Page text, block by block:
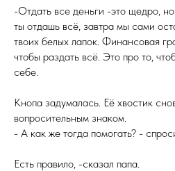
-Отдать все деньги -это щедро,
ты отдашь всё, завтра мы сами
твоих белых лапок. Финансовая
чтобы раздать всё. Это про то,
себе.
Кнопа задумалась. Её хвостик
вопросительным знаком.
- А как же тогда помогать? -
Есть правило, -сказал папа.